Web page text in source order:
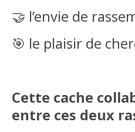
🤝 l’envie de
🎯 le plaisir de
Cette cache
entre ces deux